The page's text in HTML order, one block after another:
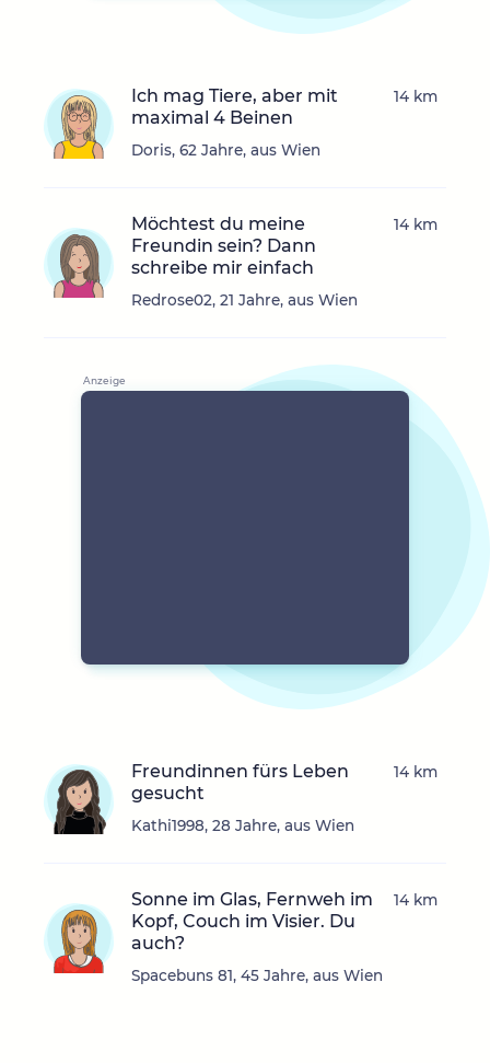
Ich mag Tiere, aber mit
maximal 4 Beinen
Doris, 62 Jahre, aus Wien
14 km
Möchtest du meine
Freundin sein? Dann
schreibe mir einfach
Redrose02, 21 Jahre, aus Wien
14 km
Freundinnen fürs Leben
gesucht
Kathi1998, 28 Jahre, aus Wien
14 km
Sonne im Glas, Fernweh im
Kopf, Couch im Visier. Du
auch?
Spacebuns 81, 45 Jahre, aus Wien
14 km